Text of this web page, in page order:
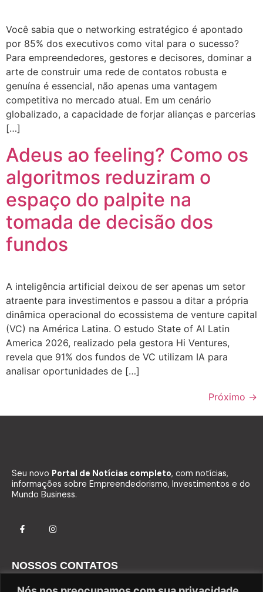
Você sabia que o networking estratégico é apontado
por 85% dos executivos como vital para o sucesso?
Para empreendedores, gestores e decisores, dominar a
arte de construir uma rede de contatos robusta e
genuína é essencial, não apenas uma vantagem
competitiva no mercado atual. Em um cenário
globalizado, a capacidade de forjar alianças e parcerias
[…]
Adeus ao feeling? Como os
algoritmos reduziram o
espaço do palpite na
tomada de decisão dos
fundos
A inteligência artificial deixou de ser apenas um setor
atraente para investimentos e passou a ditar a própria
dinâmica operacional do ecossistema de venture capital
(VC) na América Latina. O estudo State of AI Latin
America 2026, realizado pela gestora Hi Ventures,
revela que 91% dos fundos de VC utilizam IA para
analisar oportunidades de […]
Próximo →
Seu novo Portal de Notícias completo, com notícias,
informações sobre Empreendedorismo, Investimentos e do
Mundo Business.
NOSSOS CONTATOS